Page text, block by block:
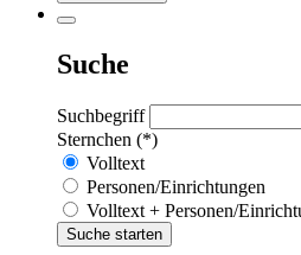
Suche
Suchbegriff
Sternchen (*)
Volltext
Personen/Einrichtungen
Volltext + Personen/